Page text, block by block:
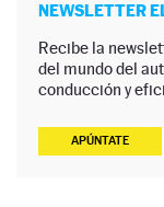
NEWSLETTER
Recibe la
del mundo del
conducción y
APÚNTATE